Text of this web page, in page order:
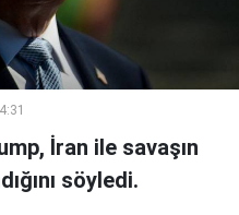
İran ile savaşın
söyledi.